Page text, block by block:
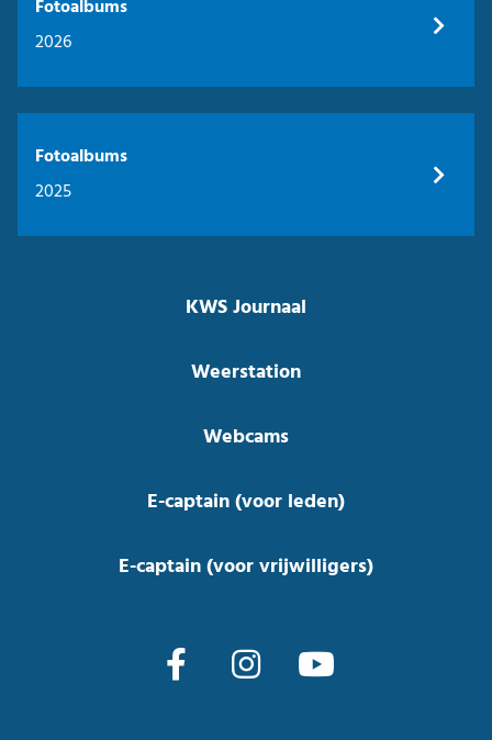
Fotoalbums
2026
Fotoalbums
2025
KWS Journaal
Weerstation
Webcams
E-captain (voor leden)
E-captain (voor vrijwilligers)